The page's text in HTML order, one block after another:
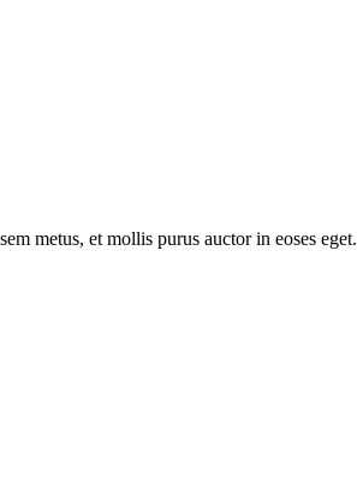
metus, et mollis purus auctor in eoses eget.